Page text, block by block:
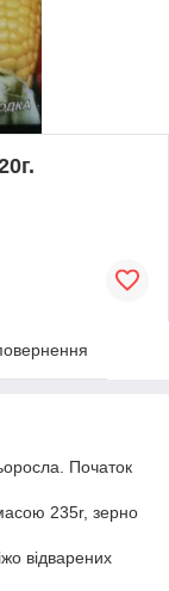
Початок
235r, зерно
відварених